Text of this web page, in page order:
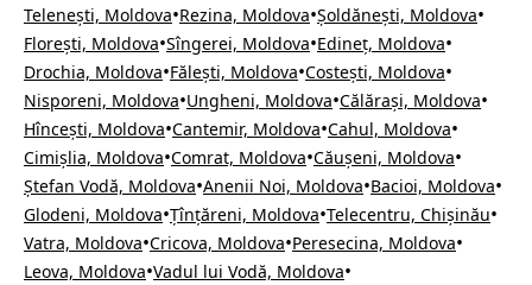
Telenești, Moldova•Rezina, Moldova•Șoldănești, Moldova•
Florești, Moldova•Sîngerei, Moldova•Edineț, Moldova•
Drochia, Moldova•Fălești, Moldova•Costești, Moldova•
Nisporeni, Moldova•Ungheni, Moldova•Călărași, Moldova•
Hîncești, Moldova•Cantemir, Moldova•Cahul, Moldova•
Cimișlia, Moldova•Comrat, Moldova•Căușeni, Moldova•
Ștefan Vodă, Moldova•Anenii Noi, Moldova•Bacioi, Moldova•
Glodeni, Moldova•Țînțăreni, Moldova•Telecentru, Chișinău•
Vatra, Moldova•Cricova, Moldova•Peresecina, Moldova•
Leova, Moldova•Vadul lui Vodă, Moldova•